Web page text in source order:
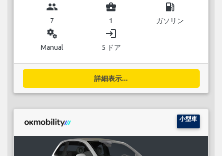
group
7
business_center
1
local_gas_station
ガソリン
miscellaneous_services
Manual
login
5 ドア
詳細表示...
小型車